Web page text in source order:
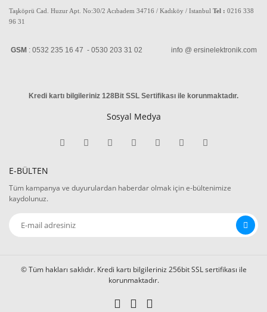
Taşköprü Cad. Huzur Apt. No:30/2 Acıbadem 34716 / Kadıköy / Istanbul Tel : 0216 338
96 31
GSM : 0532 235 16 47 - 0530 203 31 02 info @ ersinelektronik.com
Kredi kartı bilgileriniz 128Bit SSL Sertifikası ile korunmaktadır.
Sosyal Medya
E-BÜLTEN
Tüm kampanya ve duyurulardan haberdar olmak için e-bültenimize
kaydolunuz.
© Tüm hakları saklıdır. Kredi kartı bilgileriniz 256bit SSL sertifikası ile
korunmaktadır.